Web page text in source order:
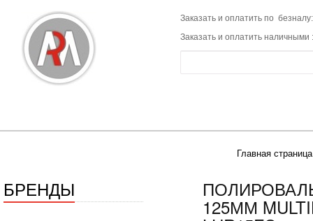
Заказать и оплатить по
Заказать и оплатить наличными
Главная страница
БРЕНДЫ
125ММ